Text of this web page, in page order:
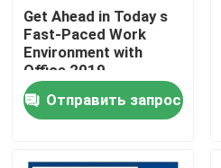
Домой
Get Ahead in Today s
Fast-Paced Work
Environment with
Office 2019
Professional Plus
Отправить запрос